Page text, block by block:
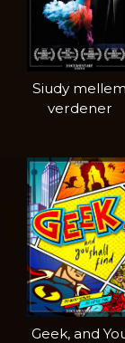
Siudy mellem
verdener
Geek, and